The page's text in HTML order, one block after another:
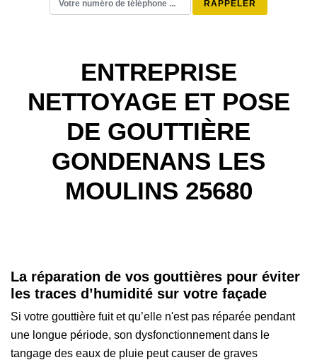
ENTREPRISE
NETTOYAGE ET POSE
DE GOUTTIÈRE
GONDENANS LES
MOULINS 25680
La réparation de vos gouttières pour éviter
les traces d’humidité sur votre façade
Si votre gouttière fuit et qu’elle n'est pas réparée pendant
une longue période, son dysfonctionnement dans le
tangage des eaux de pluie peut causer de graves